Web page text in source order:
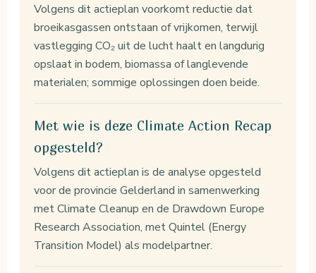
Volgens dit actieplan voorkomt reductie dat
broeikasgassen ontstaan of vrijkomen, terwijl
vastlegging CO₂ uit de lucht haalt en langdurig
opslaat in bodem, biomassa of langlevende
materialen; sommige oplossingen doen beide.
Met wie is deze Climate Action Recap
opgesteld?
Volgens dit actieplan is de analyse opgesteld
voor de provincie Gelderland in samenwerking
met Climate Cleanup en de Drawdown Europe
Research Association, met Quintel (Energy
Transition Model) als modelpartner.